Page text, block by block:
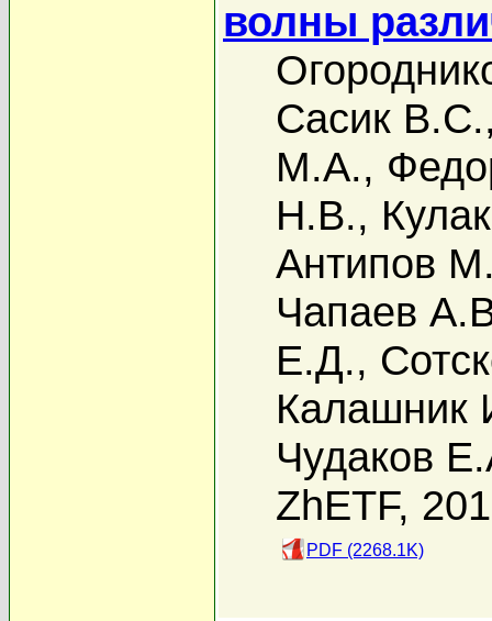
волны
Сасик В.С.
М.А.,
Н.В.,
Антипов
Чапаев
Е.Д.,
Калашник
Чудаков
ZhETF,
PDF (2268.1K)